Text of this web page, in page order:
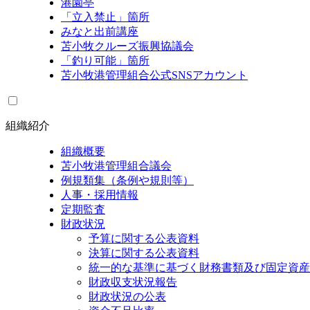
港園亭
「立入禁止」箇所
みなと出前講座
苫小牧クルーズ振興協議会
「釣り可能」箇所
苫小牧港管理組合公式SNSアカウント
組織紹介
組織概要
苫小牧港管理組合議会
例規類集（条例や規則等）
人事・採用情報
定期監査
財政状況
予算に関する公表資料
決算に関する公表資料
統一的な基準に基づく財務書類及び固定資
財政収支状況報告
財政状況の公表